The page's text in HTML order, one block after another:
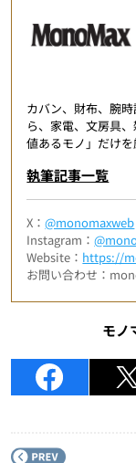
カバン、財布、腕
ら、家電、文房具
値あるモノ」だけ
執筆記事一覧
X：@monomaxweb
Instagram：
Website： https://
お問い合わせ：
モノ